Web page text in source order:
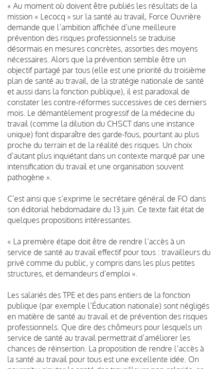
« Au moment où doivent être publiés les résultats de la
mission « Lecocq » sur la santé au travail, Force Ouvrière
demande que l’ambition affichée d’une meilleure
prévention des risques professionnels se traduise
désormais en mesures concrètes, assorties des moyens
nécessaires. Alors que la prévention semble être un
objectif partagé par tous (elle est une priorité du troisième
plan de santé au travail, de la stratégie nationale de santé
et aussi dans la fonction publique), il est paradoxal de
constater les contre-réformes successives de ces derniers
mois. Le démantèlement progressif de la médecine du
travail (comme la dilution du CHSCT dans une instance
unique) font disparaître des garde-fous, pourtant au plus
proche du terrain et de la réalité des risques. Un choix
d’autant plus inquiétant dans un contexte marqué par une
intensification du travail et une organisation souvent
pathogène ».
C’est ainsi que s’exprime le secrétaire général de FO dans
son éditorial hebdomadaire du 13 juin. Ce texte fait état de
quelques propositions intéressantes.
« La première étape doit être de rendre l’accès à un
service de santé au travail effectif pour tous : travailleurs du
privé comme du public, y compris dans les plus petites
structures, et demandeurs d’emploi ».
Les salariés des TPE et des pans entiers de la fonction
publique (par exemple l’Éducation nationale) sont négligés
en matière de santé au travail et de prévention des risques
professionnels. Que dire des chômeurs pour lesquels un
service de santé au travail permettrait d’améliorer les
chances de réinsertion. La proposition de rendre l’accès à
la santé au travail pour tous est une excellente idée. On